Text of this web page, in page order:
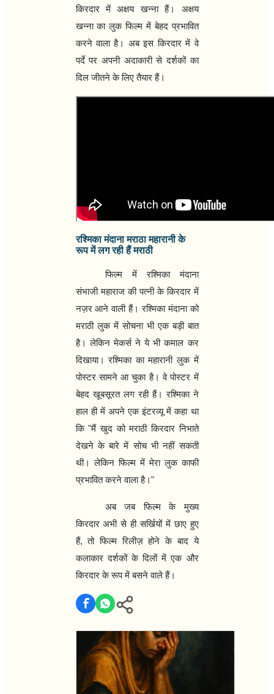
किरदार में अक्षय खन्‍ना हैं। अक्षय
खन्‍ना का लुक फिल्‍म में बेहद प्रभावित
करने वाला है। अब इस किरदार में वे
पर्दे पर अपनी अदाकारी से दर्शकों का
दिल जीतने के लिए तैयार हैं।
रश्मिका मंदाना मराठा महारानी के
रूप में लग रही हैं मराठी
फिल्‍म में रश्मिका मंदाना
संभाजी महाराज की पत्‍नी के किरदार में
नज़र आने वाली हैं। रश्मिका मंदाना को
मराठी लुक में सोचना भी एक बड़ी बात
है। लेकिन मेकर्स ने ये भी कमाल कर
दिखाया। रश्मिका का महारानी लुक में
पोस्‍टर सामने आ चुका है। वे पोस्‍टर में
बेहद खूबसूरत लग रही हैं। रश्मिका ने
हाल ही में अपने एक इंटरव्‍यू में कहा था
कि "मैं खुद को मराठी किरदार निभाते
देखने के बारे में सोच भी नहीं सकती
थी। लेकिन फिल्‍म में मेरा लुक काफी
प्रभावित करने वाला है।"
अब जब फिल्‍म के मुख्‍य
किरदार अभी से ही सर्खियों में छाए हुए
हैं,तो फिल्‍म रिलीज़ होने के बाद ये
कलाकार दर्शकों के दिलों में एक और
किरदार के रूप में बसने वाले हैं।